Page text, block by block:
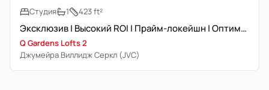
Студия
1 423 ft²
Эксклюзив | Высокий ROI | Прайм-локейшн | Оптимальная цена
Q Gardens Lofts 2
Джумейра Виллидж Серкл (JVC)